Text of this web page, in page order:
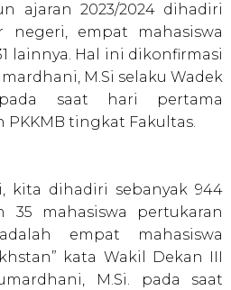
ajaran 2023/2024 dihadiri
negeri, empat mahasiswa
lainnya. Hal ini dikonfirmasi
M.Si selaku Wadek
saat hari pertama
PKKMB tingkat Fakultas.
kita dihadiri sebanyak 944
35 mahasiswa pertukaran
empat mahasiswa
kata Wakil Dekan III
M.Si. pada saat